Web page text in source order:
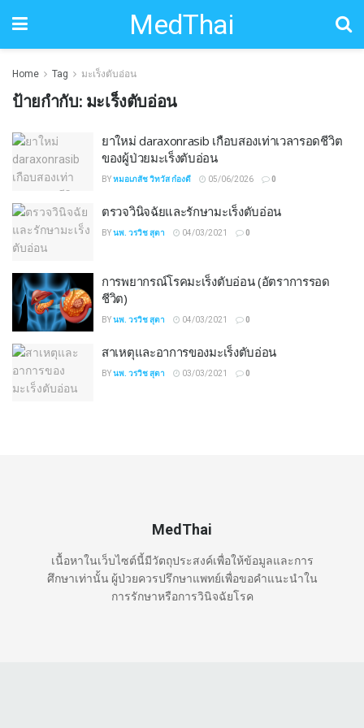
MedThai
Home Tag มะเร็งตับอ่อน
ป้ายกำกับ: มะเร็งตับอ่อน
ยาใหม่ daraxonrasib เกือบสองเท่าเวลารอดชีวิต
ของผู้ป่วยมะเร็งตับอ่อน
BYหมอเภสัช วิทวัส ก๋องดี 05/06/2026 0
ตรวจวินิจฉัยและรักษามะเร็งตับอ่อน
BYนพ. วรวิช สุตา 04/03/2021 0
การพยากรณ์โรคมะเร็งตับอ่อน (อัตราการรอด
ชีวิต)
BYนพ. วรวิช สุตา 04/03/2021 0
สาเหตุและอาการของมะเร็งตับอ่อน
BYนพ. วรวิช สุตา 03/03/2021 0
MedThai
เนื้อหาในเว็บไซต์นี้มีวัตถุประสงค์เพื่อให้ข้อมูลและการ
ศึกษาเท่านั้น ผู้ป่วยควรปรึกษาแพทย์เพื่อขอคำแนะนำใน
การรักษาหรือการวินิจฉัยโรค